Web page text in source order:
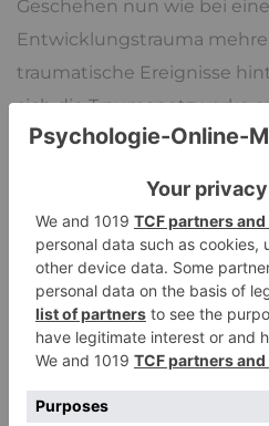
Geschehen nun wie bei
Entwicklungstrauma
traumatische Ereignisse
sich die Traumanetzwerke
kommt zu immer mehr
Veränderungen
In einemBeitrag für die
Psychiatrie und